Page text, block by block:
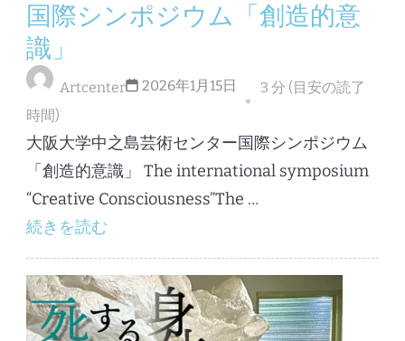
国際シンポジウム「創造的意
識」
Artcenter 2026年1月15日
3 分 (目安の読了
時間)
大阪大学中之島芸術センター国際シンポジウム
「創造的意識」 The international symposium
“Creative Consciousness”The …
続きを読む